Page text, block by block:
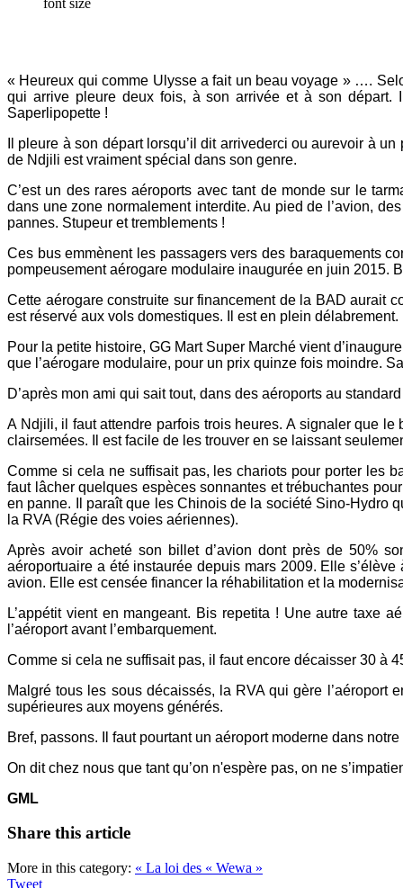
« Heureux qui comme Ulysse a fait un beau voyage » ….
qui arrive pleure deux fois, à son arrivée et à son
Saperlipopette !
Il pleure à son départ lorsqu’il dit arrivederci ou aurevoir à
de Ndjili est vraiment spécial dans son genre.
C’est un des rares aéroports avec tant de monde sur le
dans une zone normalement interdite. Au pied de l’avion,
pannes. Stupeur et tremblements !
Ces bus emmènent les passagers vers des baraquements
pompeusement aérogare modulaire inaugurée en juin 2015.
Cette aérogare construite sur financement de la BAD aurait
est réservé aux vols domestiques. Il est en plein
Pour la petite histoire, GG Mart Super Marché vient
que l’aérogare modulaire, pour un prix quinze fois moindre.
D’après mon ami qui sait tout, dans des aéroports au
A Ndjili, il faut attendre parfois trois heures. A signaler que
clairsemées. Il est facile de les trouver en se laissant
Comme si cela ne suffisait pas, les chariots pour porter les
faut lâcher quelques espèces sonnantes et trébuchantes
en panne. Il paraît que les Chinois de la société Sino-Hydro
la RVA (Régie des voies aériennes).
Après avoir acheté son billet d’avion dont près de 50%
aéroportuaire a été instaurée depuis mars 2009. Elle
avion. Elle est censée financer la réhabilitation et la
L’appétit vient en mangeant. Bis repetita ! Une autre taxe
l’aéroport avant l’embarquement.
Comme si cela ne suffisait pas, il faut encore décaisser 30 à
Malgré tous les sous décaissés, la RVA qui gère l’aéroport
supérieures aux moyens générés.
Bref, passons. Il faut pourtant un aéroport moderne dans
On dit chez nous que tant qu’on n'espère pas, on ne
GML
Share this article
More in this category: « La loi des « Wewa »
Tweet